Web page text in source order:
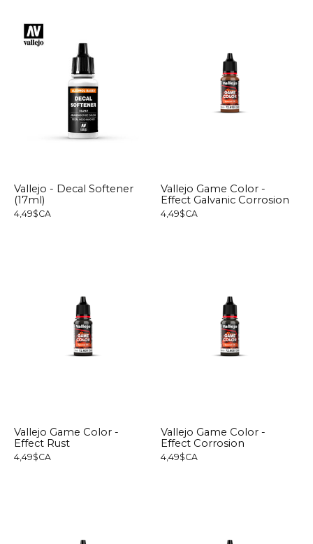
Vallejo - Decal Softener
(17ml)
4,49$CA
Vallejo Game Color -
Effect Galvanic Corrosion
4,49$CA
Vallejo Game Color -
Effect Rust
4,49$CA
Vallejo Game Color -
Effect Corrosion
4,49$CA